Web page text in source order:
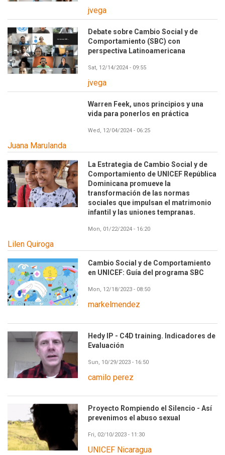
jvega
Debate sobre Cambio Social y de
Comportamiento (SBC) con
perspectiva Latinoamericana
Sat, 12/14/2024 - 09:55
jvega
Warren Feek, unos principios y una
vida para ponerlos en práctica
Wed, 12/04/2024 - 06:25
Juana Marulanda
La Estrategia de Cambio Social y de
Comportamiento de UNICEF República
Dominicana promueve la
transformación de las normas
sociales que impulsan el matrimonio
infantil y las uniones tempranas.
Mon, 01/22/2024 - 16:20
Lilen Quiroga
Cambio Social y de Comportamiento
en UNICEF: Guía del programa SBC
Mon, 12/18/2023 - 08:50
markelmendez
Hedy IP - C4D training. Indicadores de
Evaluación
Sun, 10/29/2023 - 16:50
camilo perez
Proyecto Rompiendo el Silencio - Así
prevenimos el abuso sexual
Fri, 02/10/2023 - 11:30
UNICEF Nicaragua